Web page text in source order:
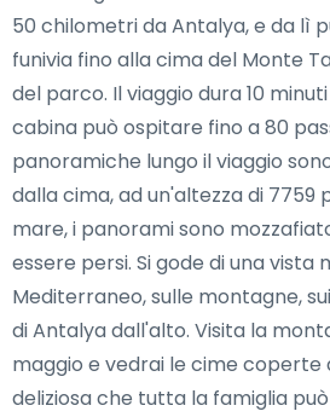
50 chilometri da Antalya, e da lì
funivia fino alla cima del Monte
del parco. Il viaggio dura 10
cabina può ospitare fino a 80
panoramiche lungo il viaggio
dalla cima, ad un'altezza di 7759
mare, i panorami sono
essere persi. Si gode di una vista
Mediterraneo, sulle montagne,
di Antalya dall'alto. Visita la
maggio e vedrai le cime coperte
deliziosa che tutta la famiglia